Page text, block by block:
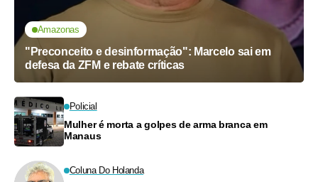
Amazonas
"Preconceito e desinformação": Marcelo sai em
defesa da ZFM e rebate críticas
Policial
Mulher é morta a golpes de arma branca em
Manaus
Coluna Do Holanda